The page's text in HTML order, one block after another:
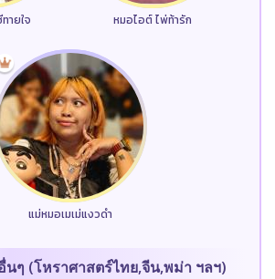
ายใจ หมอไอต์ ไพ่ท้ารัก
แม่หมอเมเม่แงวดำ
ๆ (โหราศาสตร์ไทย,จีน,พม่า ฯลฯ)